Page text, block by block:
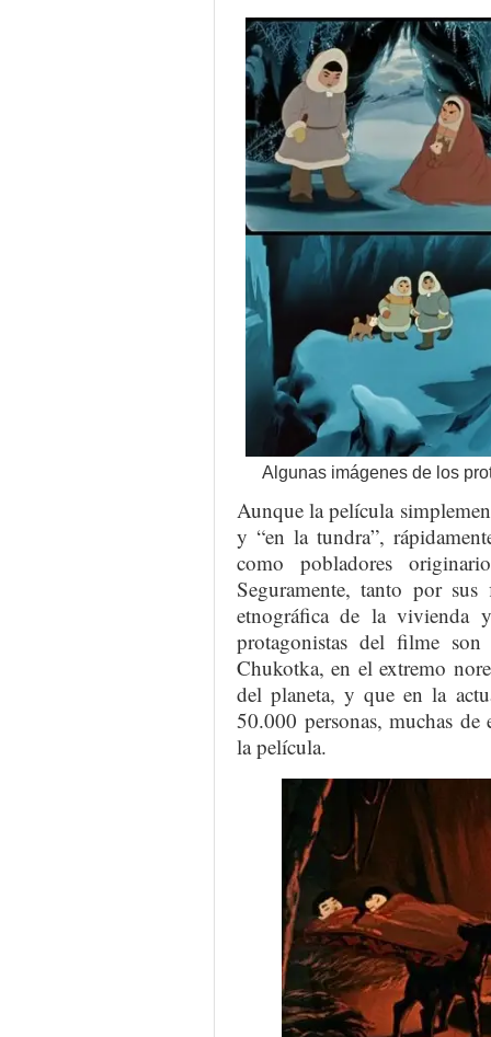
Algunas imágenes de los
Aunque la película
y “en la tundra”,
como pobladores
Seguramente, tanto por
etnográfica de la vivienda
protagonistas del filme
Chukotka, en el extremo
del planeta, y que en la
50.000 personas, muchas de
la película.